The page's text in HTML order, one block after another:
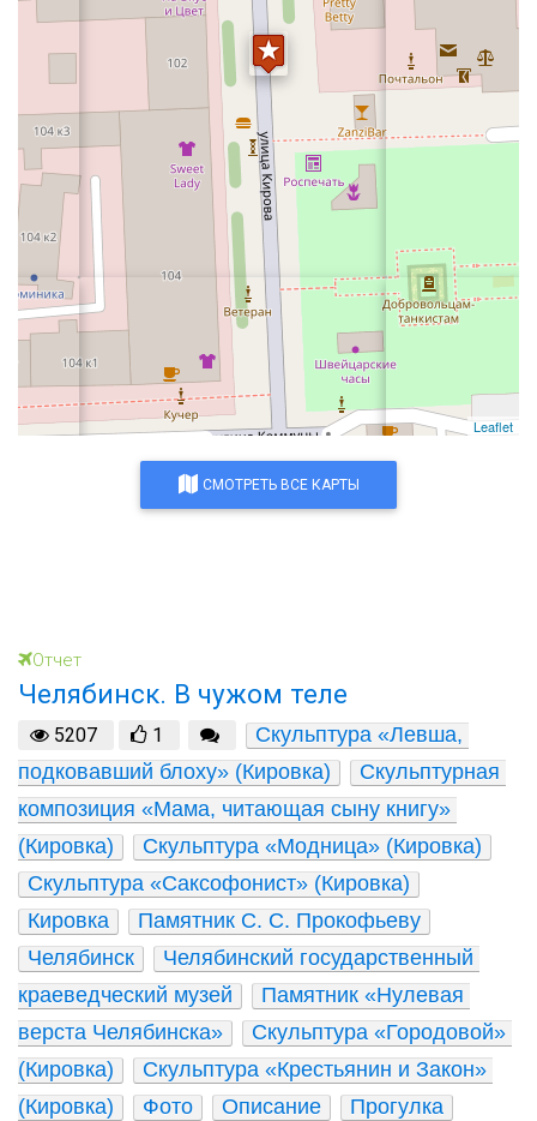
Leaflet
СМОТРЕТЬ ВСЕ КАРТЫ
Отчет
Челябинск. В чужом теле
5207 1
Скульптура «Левша,
подковавший блоху» (Кировка)
Скульптурная
композиция «Мама, читающая сыну книгу»
(Кировка)
Скульптура «Модница» (Кировка)
Скульптура «Саксофонист» (Кировка)
Кировка
Памятник С. С. Прокофьеву
Челябинск
Челябинский государственный
краеведческий музей
Памятник «Нулевая
верста Челябинска»
Скульптура «Городовой»
(Кировка)
Скульптура «Крестьянин и Закон»
(Кировка)
Фото Описание
Прогулка